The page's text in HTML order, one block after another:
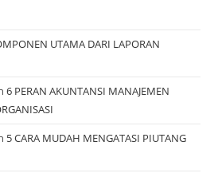
UTAMA DARI LAPORAN
6 PERAN AKUNTANSI MANAJEMEN
5 CARA MUDAH MENGATASI PIUTANG